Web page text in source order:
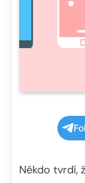
Někdo tvrdí,